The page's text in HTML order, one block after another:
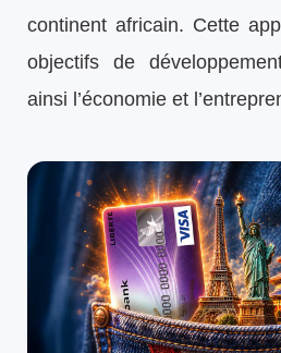
continent africain. Cette
objectifs de
ainsi l’économie et